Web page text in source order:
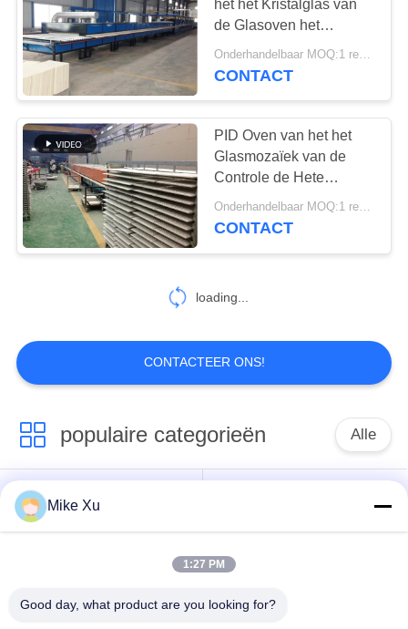
Het laboratorium
dempt - oven
11
industrieel drogend
13
Het Systeem van de
Rookgasbehandeling
0
het het Kristalglas van
de Glasoven het
Mozaïekproductielijn
Onderhandelbaar MOQ:1 reeks
CONTACT
PID Oven van het het
Glasmozaïek van de
Controle de Hete
Smelting Kleurrijke
Verglaasde
Onderhandelbaar MOQ:1 reeks
CONTACT
loading...
CONTACTEER ONS!
populaire categorieën Alle
Elektrische
Industriële Oven
De Oven van de
Mike Xu
1:27 PM
Good day, what product are you looking for?